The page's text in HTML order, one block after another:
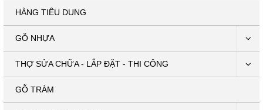
HÀNG TIÊU DUNG
GỖ NHỰA
THỢ SỬA CHỮA - LẮP ĐẶT - THI CÔNG
GỖ TRÀM